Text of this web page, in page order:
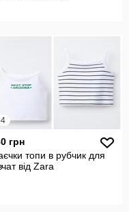
грн
топи в рубчик для
від Zara